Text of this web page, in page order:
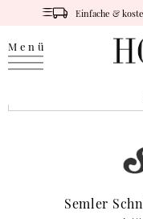
Einfache &
Menü
Semler